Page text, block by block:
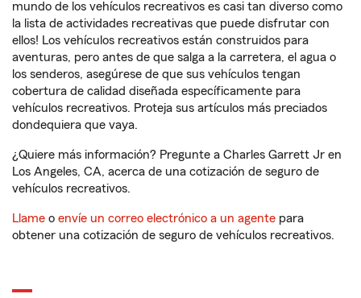
mundo de los vehículos recreativos es casi tan diverso como
la lista de actividades recreativas que puede disfrutar con
ellos! Los vehículos recreativos están construidos para
aventuras, pero antes de que salga a la carretera, el agua o
los senderos, asegúrese de que sus vehículos tengan
cobertura de calidad diseñada específicamente para
vehículos recreativos. Proteja sus artículos más preciados
dondequiera que vaya.
¿Quiere más información? Pregunte a Charles Garrett Jr en
Los Angeles, CA, acerca de una cotización de seguro de
vehículos recreativos.
Llame o envíe un correo electrónico a un agente para
obtener una cotización de seguro de vehículos recreativos.